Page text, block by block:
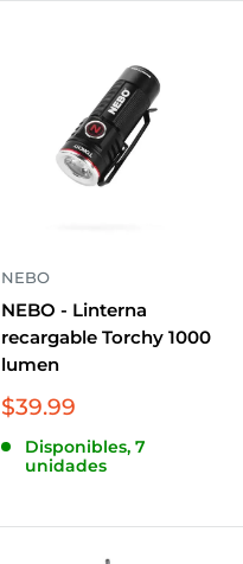
NEBO
NEBO - Linterna
recargable Torchy 1000
lumen
Precio
venta
$39.99
Disponibles, 7
unidades